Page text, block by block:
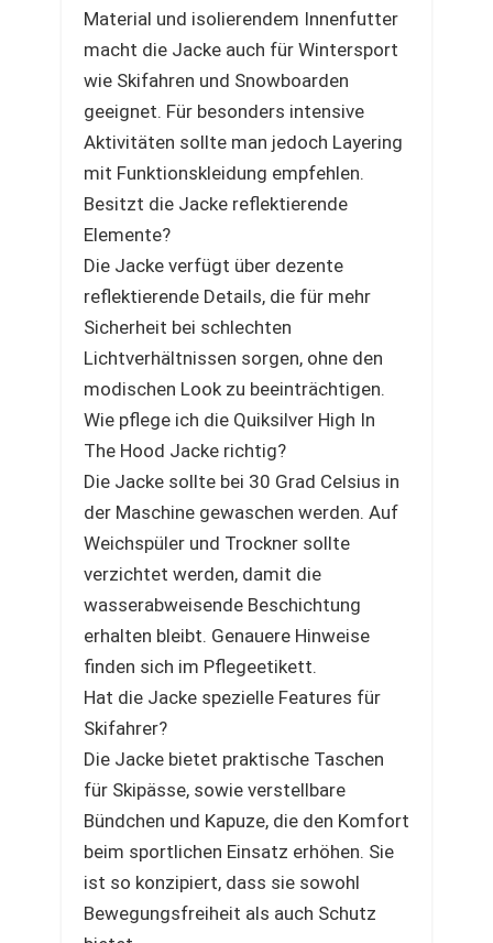
Material und isolierendem Innenfutter
macht die Jacke auch für Wintersport
wie Skifahren und Snowboarden
geeignet. Für besonders intensive
Aktivitäten sollte man jedoch Layering
mit Funktionskleidung empfehlen.
Besitzt die Jacke reflektierende
Elemente?
Die Jacke verfügt über dezente
reflektierende Details, die für mehr
Sicherheit bei schlechten
Lichtverhältnissen sorgen, ohne den
modischen Look zu beeinträchtigen.
Wie pflege ich die Quiksilver High In
The Hood Jacke richtig?
Die Jacke sollte bei 30 Grad Celsius in
der Maschine gewaschen werden. Auf
Weichspüler und Trockner sollte
verzichtet werden, damit die
wasserabweisende Beschichtung
erhalten bleibt. Genauere Hinweise
finden sich im Pflegeetikett.
Hat die Jacke spezielle Features für
Skifahrer?
Die Jacke bietet praktische Taschen
für Skipässe, sowie verstellbare
Bündchen und Kapuze, die den Komfort
beim sportlichen Einsatz erhöhen. Sie
ist so konzipiert, dass sie sowohl
Bewegungsfreiheit als auch Schutz